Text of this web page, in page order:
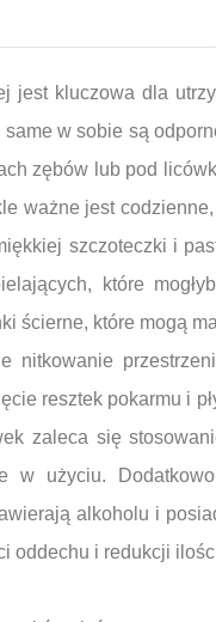
jest kluczowa dla
w sobie są
zębów lub pod
ważne jest
szczoteczki i
które
ścierne, które mogą
nitkowanie
resztek pokarmu i
zaleca się
w użyciu.
alkoholu i
oddechu i redukcji